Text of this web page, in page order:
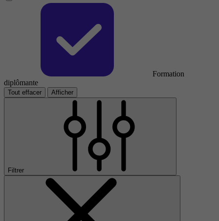
Formation
diplômante
Tout effacer Afficher
Filtrer